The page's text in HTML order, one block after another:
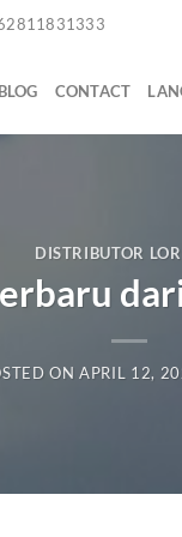
BLOG CONTACT
DISTRIBUTOR
ONAPRIL 12,